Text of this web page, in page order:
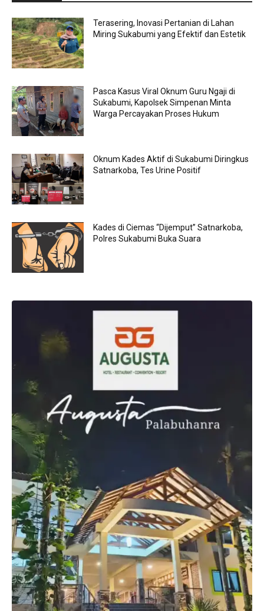
Terasering, Inovasi Pertanian di Lahan
Miring Sukabumi yang Efektif dan Estetik
Pasca Kasus Viral Oknum Guru Ngaji di
Sukabumi, Kapolsek Simpenan Minta
Warga Percayakan Proses Hukum
Oknum Kades Aktif di Sukabumi Diringkus
Satnarkoba, Tes Urine Positif
Kades di Ciemas “Dijemput” Satnarkoba,
Polres Sukabumi Buka Suara